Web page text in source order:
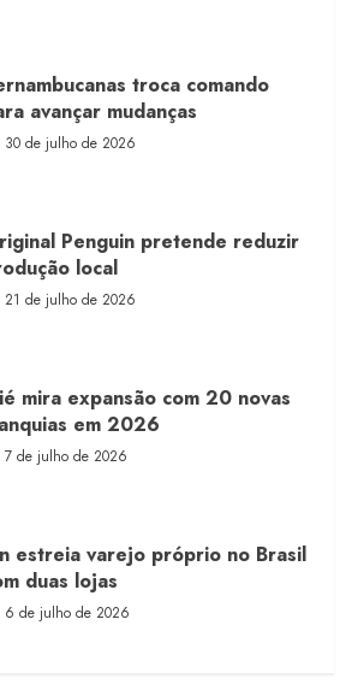
troca comando
avançar mudanças
30 de julho de 2026
Penguin pretende reduzir
local
21 de julho de 2026
mira expansão com 20 novas
em 2026
7 de julho de 2026
estreia varejo próprio no Brasil
duas lojas
6 de julho de 2026